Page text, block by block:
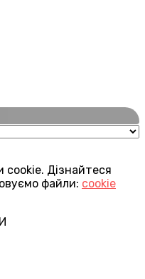
Дізнайтеся
файли: cookie